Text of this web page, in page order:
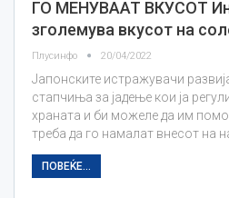
ГО МЕНУВААТ ВКУСОТ
зголемува вкусот на
Плусинфо 20/04/2022
Јапонските истражувачи
стапчиња за јадење кои ја
храната и би можеле да им
треба да го намалат внесот на
ПОВЕЌЕ...